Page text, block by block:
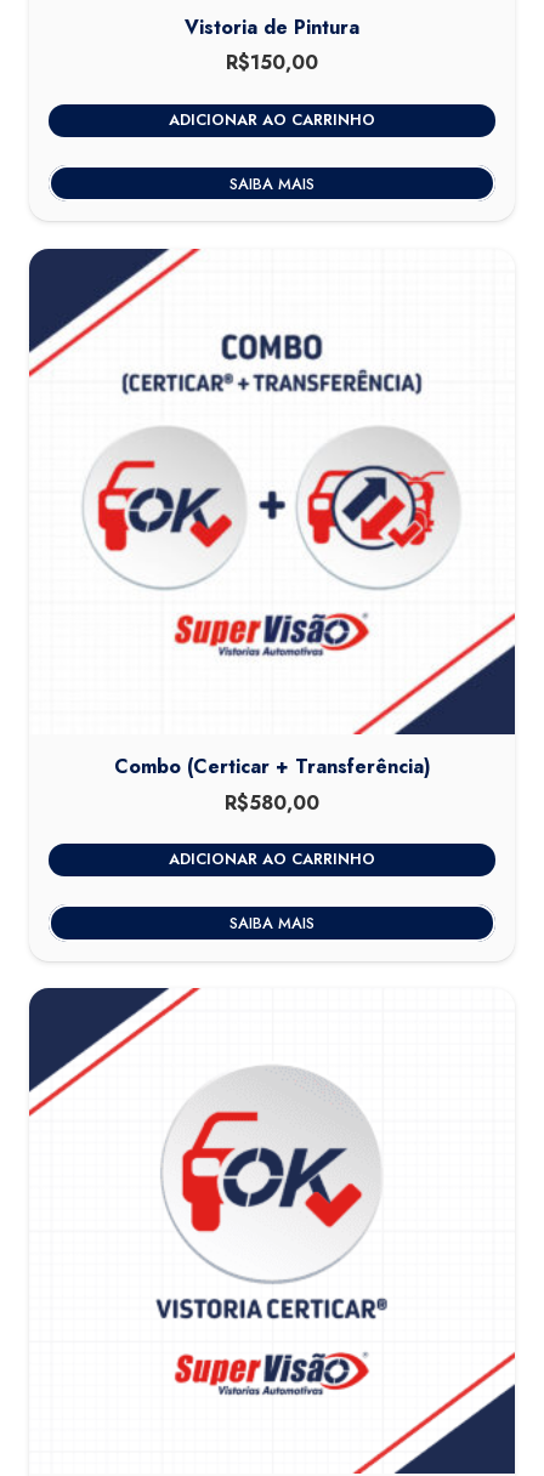
Vistoria de Pintura
R$150,00
ADICIONAR AO CARRINHO
SAIBA MAIS
Combo (Certicar + Transferência)
R$580,00
ADICIONAR AO CARRINHO
SAIBA MAIS